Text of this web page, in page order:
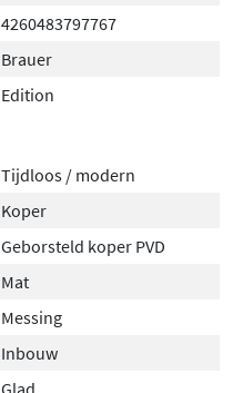
4260483797767
Brauer
Edition
Tijdloos / modern
Koper
Geborsteld koper PVD
Mat
Messing
Inbouw
Glad